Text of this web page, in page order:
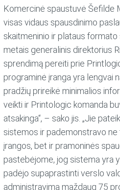
Komercinė spaustuvė Šefilde
visas vidaus spausdinimo
skaitmeninio ir plataus
metais generalinis direktorius
sprendimą pereiti prie
programinė įranga yra lengvai
pradžių prireikė minimalios
veikti ir Printologic komanda
atsakinga“, – sako jis. „Jie
sistemos ir pademonstravo
įrangos, bet ir pramoninės
pastebėjome, jog sistema yra
padėjo supaprastinti verslo
administravimą maždaug 75